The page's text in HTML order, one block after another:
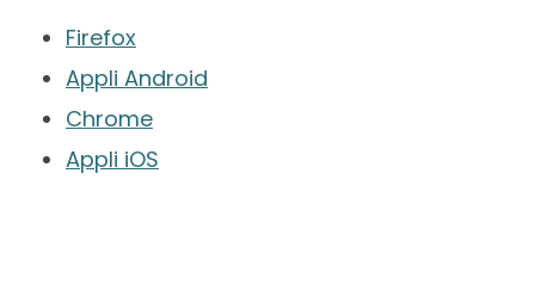
Firefox
Appli Android
Chrome
Appli iOS